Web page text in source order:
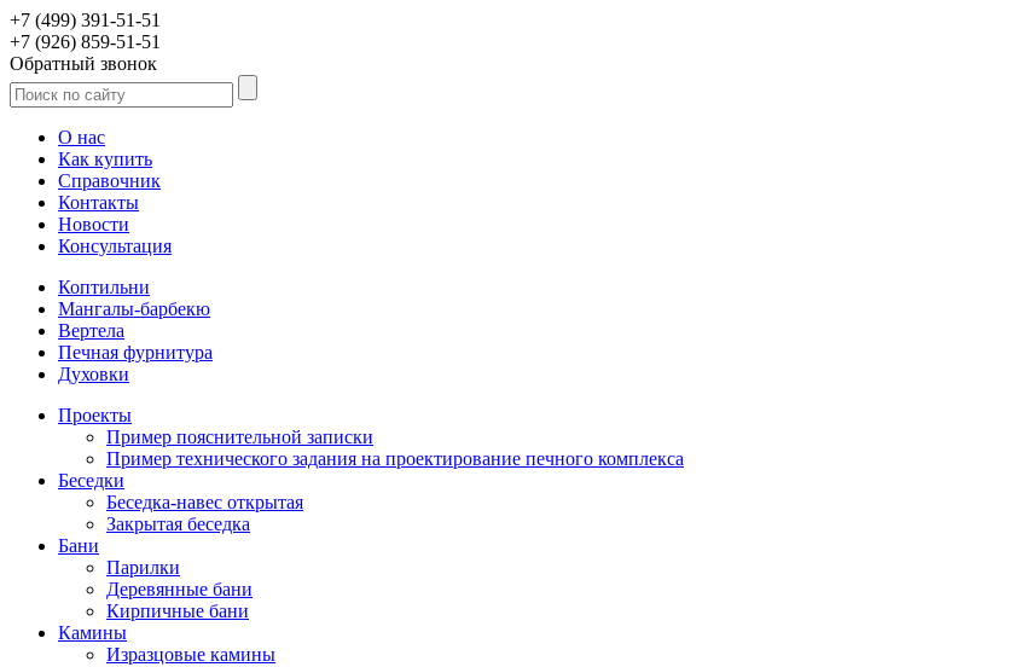
+7 (499) 391-51-51
+7 (926) 859-51-51
Обратный звонок
О нас
Как купить
Справочник
Контакты
Новости
Консультация
Коптильни
Мангалы-барбекю
Вертела
Печная фурнитура
Духовки
Проекты
Пример пояснительной записки
Пример технического задания на проектирование печного комплекса
Беседки
Беседка-навес открытая
Закрытая беседка
Бани
Парилки
Деревянные бани
Кирпичные бани
Камины
Изразцовые камины